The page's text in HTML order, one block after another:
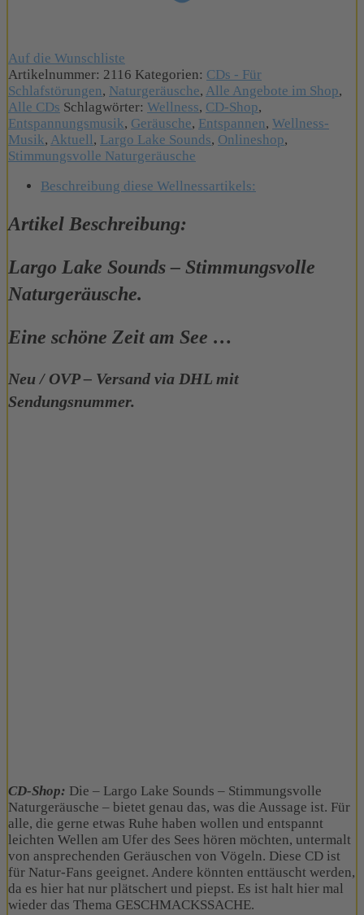
Auf die Wunschliste
Artikelnummer: 2116 Kategorien: CDs - Für
Schlafstörungen, Naturgeräusche, Alle Angebote im Shop,
Alle CDs Schlagwörter: Wellness, CD-Shop,
Entspannungsmusik, Geräusche, Entspannen, Wellness-
Musik, Aktuell, Largo Lake Sounds, Onlineshop,
Stimmungsvolle Naturgeräusche
Beschreibung diese Wellnessartikels:
Artikel Beschreibung:
Largo Lake Sounds – Stimmungsvolle
Naturgeräusche.
Eine schöne Zeit am See …
Neu / OVP – Versand via DHL mit
Sendungsnummer.
CD-Shop: Die – Largo Lake Sounds – Stimmungsvolle
Naturgeräusche – bietet genau das, was die Aussage ist. Für
alle, die gerne etwas Ruhe haben wollen und entspannt
leichten Wellen am Ufer des Sees hören möchten, untermalt
von ansprechenden Geräuschen von Vögeln. Diese CD ist
für Natur-Fans geeignet. Andere könnten enttäuscht werden,
da es hier hat nur plätschert und piepst. Es ist halt hier mal
wieder das Thema GESCHMACKSSACHE.